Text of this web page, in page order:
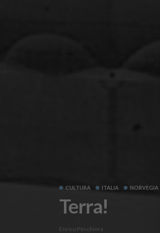
CULTURA ITALIA NORVEGIA
Terra!
Enrico Peschiera